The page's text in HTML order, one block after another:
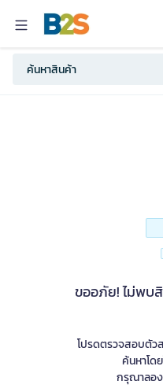
ขออภัย! ไม่พบ
โปรดตรวจสอบตัว
ค้นหาโด
กรุณาลอ